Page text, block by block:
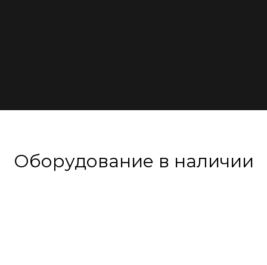
Оборудование в наличии